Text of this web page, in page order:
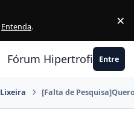
Entenda. ×
Fórum Hipertrofia.org
Entre
Lixeira [Falta de